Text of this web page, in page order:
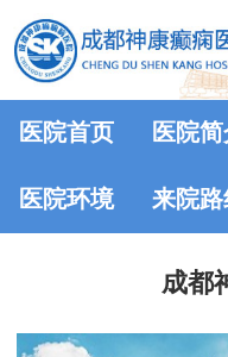
医院首页 医院
医院环境 来院路
成都